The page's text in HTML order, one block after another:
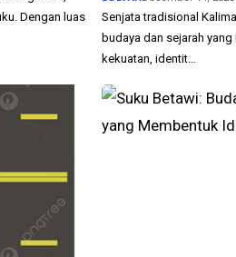
Dengan luas
Senjata tradisional
budaya dan sejarah
kekuatan, identit…